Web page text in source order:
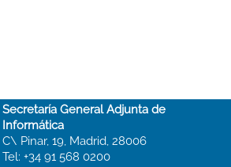
Secretaría General Adjunta de
Informática
C\ Pinar, 19, Madrid, 28006
Tel: +34 91 568 0200